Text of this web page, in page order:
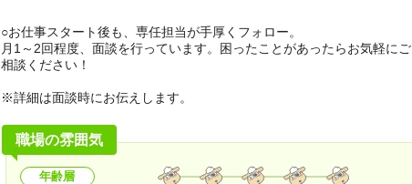
○お仕事スタート後も、専任担当が手厚くフォロー。
月1～2回程度、面談を行っています。困ったことがあったらお気軽にご
相談ください！
※詳細は面談時にお伝えします。
職場の雰囲気
年齢層